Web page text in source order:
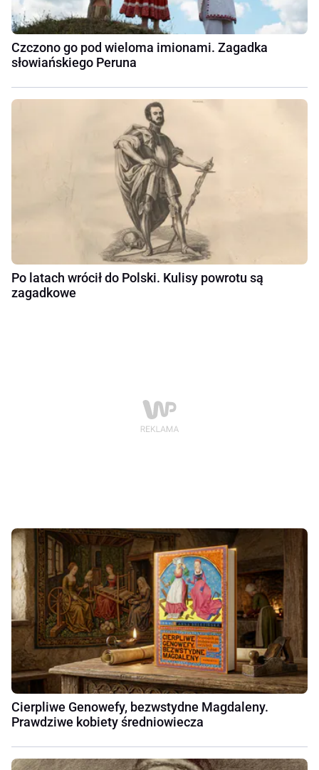
Czczono go pod wieloma imionami. Zagadka
słowiańskiego Peruna
Po latach wrócił do Polski. Kulisy powrotu są
zagadkowe
Cierpliwe Genowefy, bezwstydne Magdaleny.
Prawdziwe kobiety średniowiecza